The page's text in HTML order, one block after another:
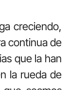
creciendo,
continua de
que la han
la rueda de